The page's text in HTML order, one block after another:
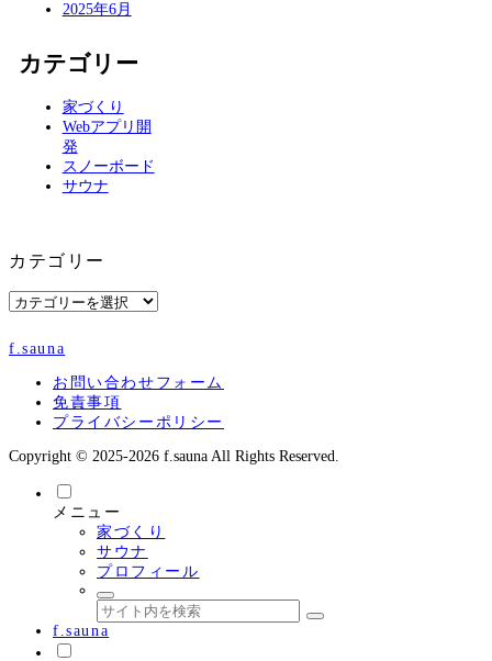
2025年6月
カテゴリー
家づくり
Webアプリ開
発
スノーボード
サウナ
カテゴリー
カ
ゴ
リ
f.sauna
お問い合わせフォーム
免責事項
プライバシーポリシー
Copyright © 2025-2026 f.sauna All Rights Reserved.
メニュー
家づくり
サウナ
プロフィール
f.sauna